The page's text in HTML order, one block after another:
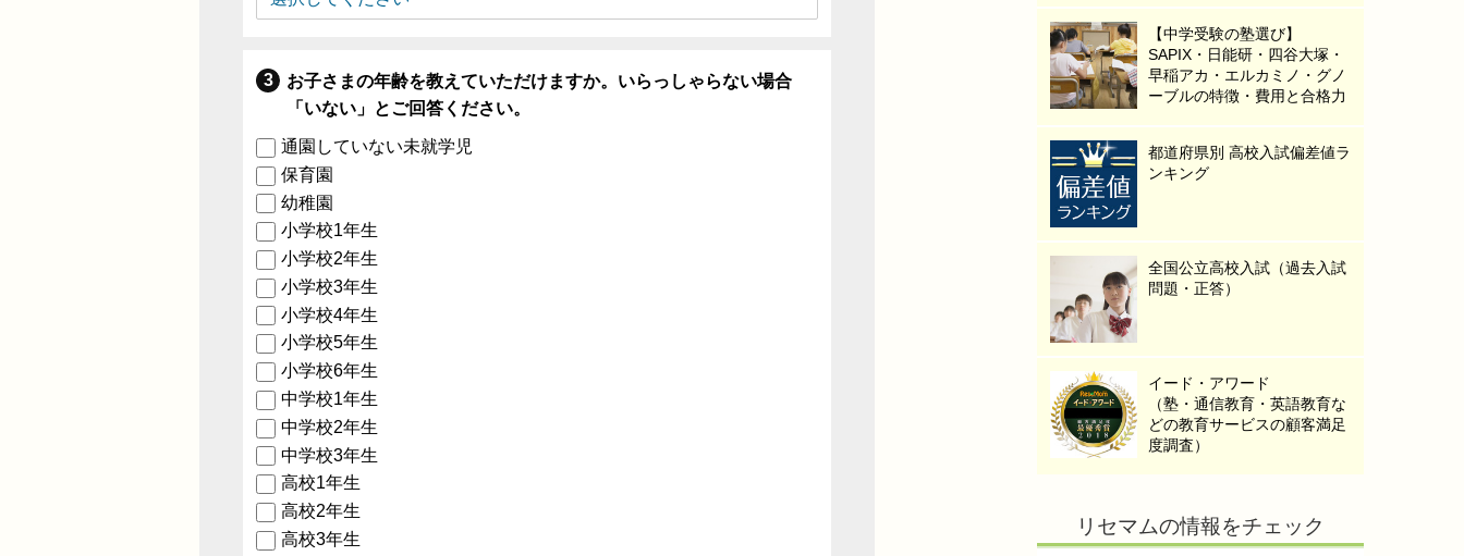
お子さまの年齢を教えていただけますか。いらっしゃらない場合
「いない」とご回答ください。
通園していない未就学児
保育園
幼稚園
小学校1年生
小学校2年生
小学校3年生
小学校4年生
小学校5年生
小学校6年生
中学校1年生
中学校2年生
中学校3年生
高校1年生
高校2年生
高校3年生
【中学受験の塾選び】
SAPIX・日能研・四谷大塚・
早稲アカ・エルカミノ・グノ
ーブルの特徴・費用と合格力
都道府県別 高校入試偏差値ラ
ンキング
全国公立高校入試（過去入試
問題・正答）
イード・アワード
（塾・通信教育・英語教育な
どの教育サービスの顧客満足
度調査）
リセマムの情報をチェック